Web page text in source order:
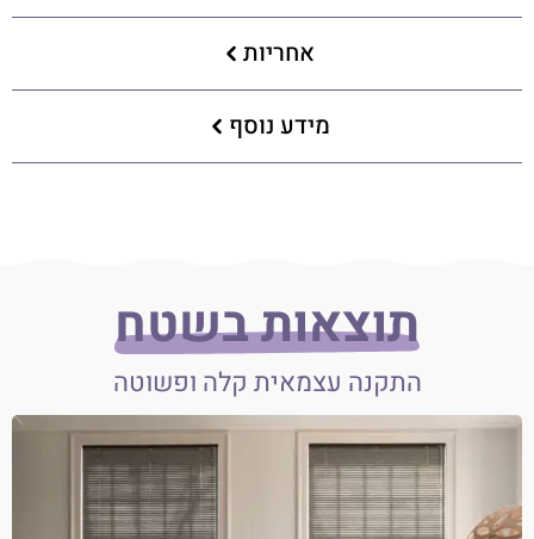
אחריות
מידע נוסף
תוצאות בשטח
התקנה עצמאית קלה ופשוטה